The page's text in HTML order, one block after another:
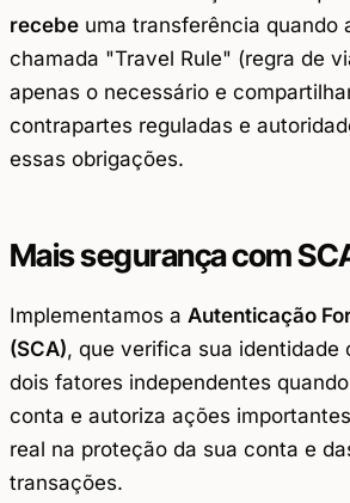
recebe uma transferência quando
chamada "Travel Rule" (regra de
apenas o necessário e
contrapartes reguladas e
essas obrigações.
Mais segurança com
Implementamos a Autenticação
(SCA), que verifica sua identidade
dois fatores independentes
conta e autoriza ações
real na proteção da sua conta e
transações.